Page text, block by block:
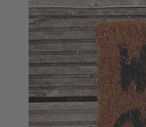
downloads
termine
sgw.klassenarbeiten